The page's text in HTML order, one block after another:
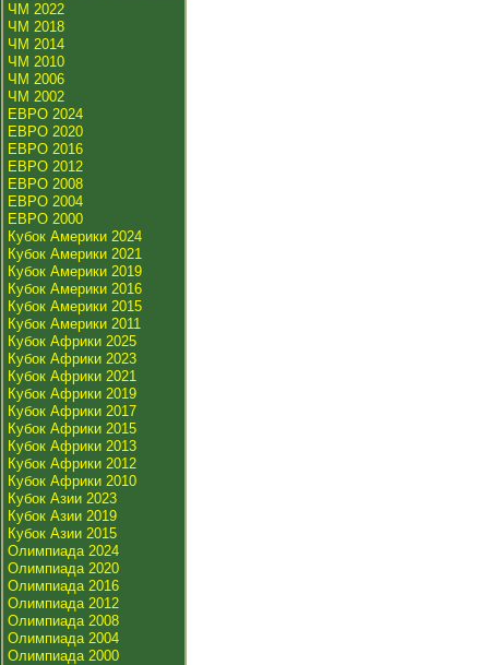
ЧМ 2022
ЧМ 2018
ЧМ 2014
ЧМ 2010
ЧМ 2006
ЧМ 2002
ЕВРО 2024
ЕВРО 2020
ЕВРО 2016
ЕВРО 2012
ЕВРО 2008
ЕВРО 2004
ЕВРО 2000
Кубок Америки 2024
Кубок Америки 2021
Кубок Америки 2019
Кубок Америки 2016
Кубок Америки 2015
Кубок Америки 2011
Кубок Африки 2025
Кубок Африки 2023
Кубок Африки 2021
Кубок Африки 2019
Кубок Африки 2017
Кубок Африки 2015
Кубок Африки 2013
Кубок Африки 2012
Кубок Африки 2010
Кубок Азии 2023
Кубок Азии 2019
Кубок Азии 2015
Олимпиада 2024
Олимпиада 2020
Олимпиада 2016
Олимпиада 2012
Олимпиада 2008
Олимпиада 2004
Олимпиада 2000